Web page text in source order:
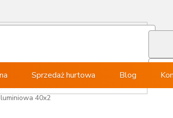
Sprzedaż hurtowa Blog
40x2